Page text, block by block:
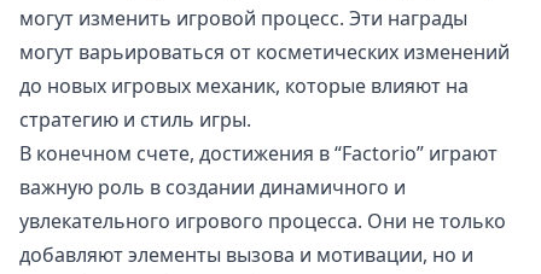
могут изменить игровой процесс. Эти награды
могут варьироваться от косметических изменений
до новых игровых механик, которые влияют на
стратегию и стиль игры.
В конечном счете, достижения в “Factorio” играют
важную роль в создании динамичного и
увлекательного игрового процесса. Они не только
добавляют элементы вызова и мотивации, но и